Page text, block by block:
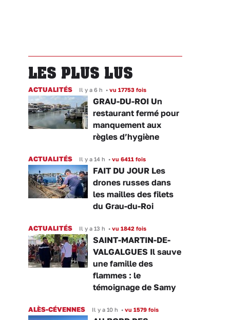
LES PLUS LUS
ACTUALITÉS Il y a 6 h • vu 17753 fois
GRAU-DU-ROI Un
restaurant fermé pour
manquement aux
règles d’hygiène
ACTUALITÉS Il y a 14 h • vu 6411 fois
FAIT DU JOUR Les
drones russes dans
les mailles des filets
du Grau-du-Roi
ACTUALITÉS Il y a 13 h • vu 1842 fois
SAINT-MARTIN-DE-
VALGALGUES Il sauve
une famille des
flammes : le
témoignage de Samy
ALÈS-CÉVENNES Il y a 10 h • vu 1579 fois